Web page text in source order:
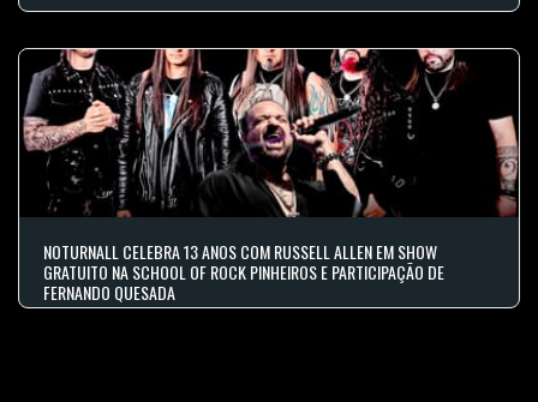
NOTURNALL CELEBRA 13 ANOS COM RUSSELL ALLEN EM SHOW
GRATUITO NA SCHOOL OF ROCK PINHEIROS E PARTICIPAÇÃO DE
FERNANDO QUESADA